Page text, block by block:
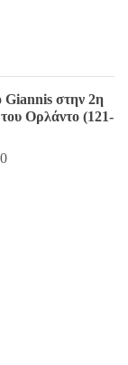
στην 2η
του Ορλάντο (121-